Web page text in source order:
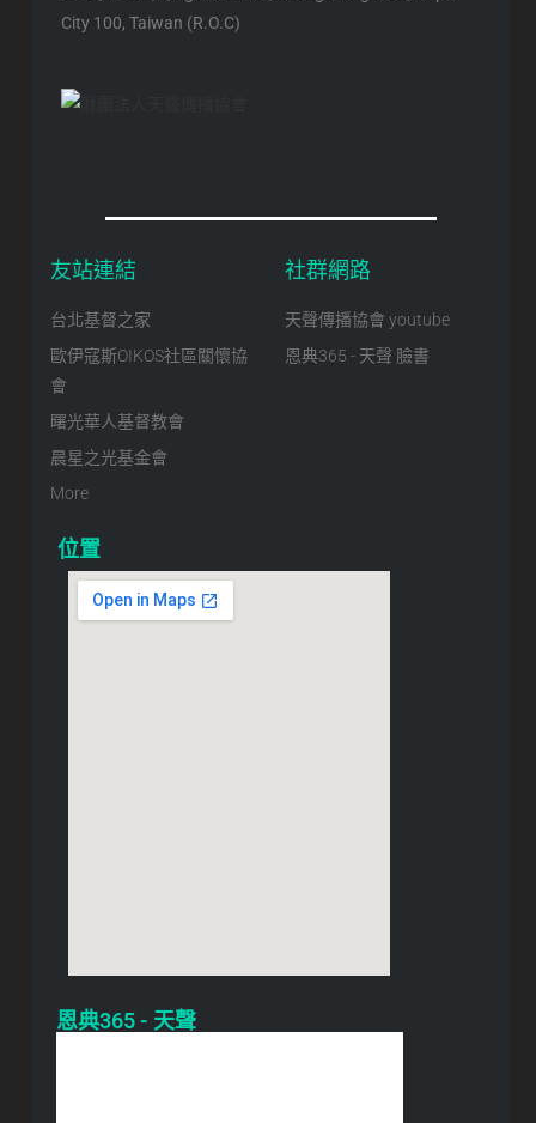
City 100, Taiwan (R.O.C)
友站連結
台北基督之家
歐伊寇斯OIKOS社區關懷協
會
曙光華人基督教會
晨星之光基金會
More
社群網路
天聲傳播協會 youtube
恩典365 - 天聲 臉書
位置
恩典365 - 天聲